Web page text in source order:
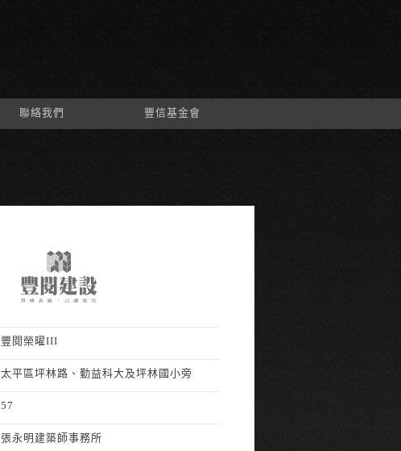
聯絡我們 豐信基金會
豐閱榮曜III
太平區坪林路、勤益科大及坪林國小旁
57
張永明建築師事務所